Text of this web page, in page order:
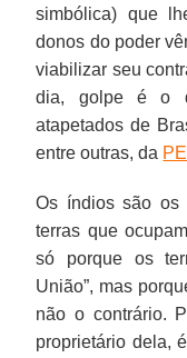
simbólica) que
donos do poder
viabilizar seu
dia, golpe é o
atapetados de
entre outras, da
Os índios são os
terras que
só porque os
União”, mas
não o contrário.
proprietário dela,